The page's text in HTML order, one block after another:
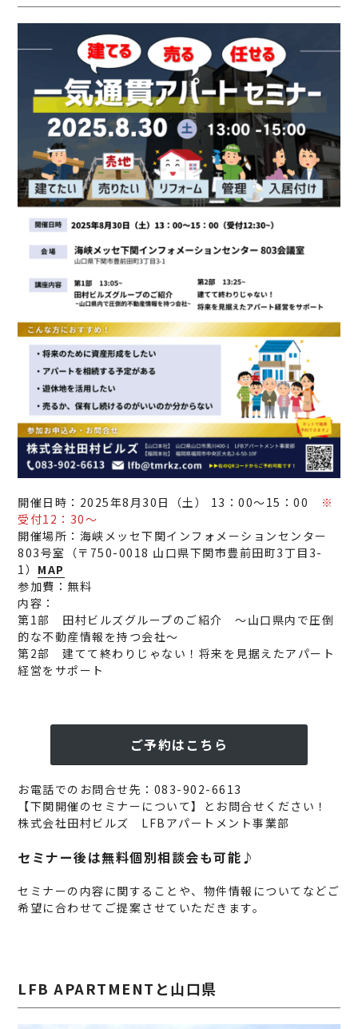
開催日時：2025年8月30日（土） 13：00〜15：00
※
受付12：30〜
開催場所：海峡メッセ下関インフォメーションセンター
803号室（〒750-0018 山口県下関市豊前田町3丁目3-
1） MAP
参加費：無料
内容：
第1部 田村ビルズグループのご紹介 ～山口県内で圧倒
的な不動産情報を持つ会社～
第2部 建てて終わりじゃない！将来を見据えたアパート
経営をサポート
ご予約はこちら
お電話でのお問合せ先：083-902-6613
【下関開催のセミナーについて】とお問合せください！
株式会社田村ビルズ LFBアパートメント事業部
セミナー後は無料個別相談会も可能♪
セミナーの内容に関することや、物件情報についてなどご
希望に合わせてご提案させていただきます。
LFB APARTMENTと山口県